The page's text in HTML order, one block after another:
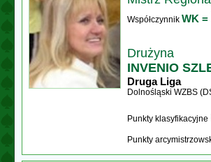
Współczynnik WK =
Drużyna
INVENIO
Druga Liga
Dolnośląski WZBS
Punkty klasyfikacyjne
Punkty